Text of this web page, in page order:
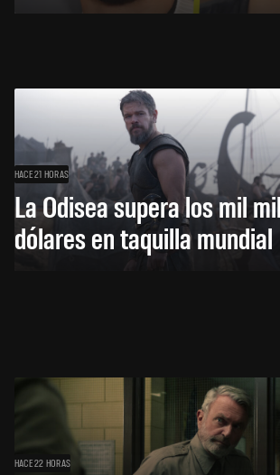
HACE 21 HORAS
La Odisea supera los mil
dólares en taquilla mundial
HACE 22 HORAS